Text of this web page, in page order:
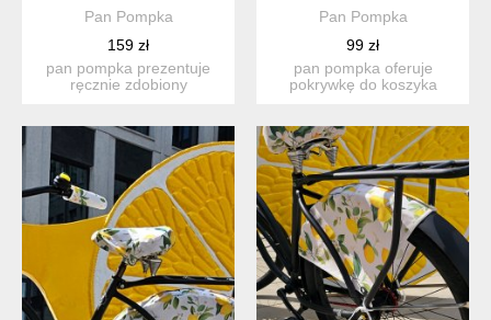
Pan Pompka
159 zł
pan pompka prezentuje
ręcznie zdobiony
Pan Pompka
99 zł
pan pompka oferuje
pokrywkę do koszyka